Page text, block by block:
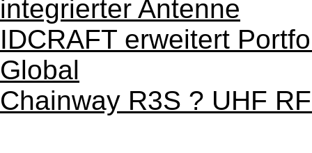
integrierter Antenne
IDCRAFT erweitert
Global
Chainway R3S ? UHF